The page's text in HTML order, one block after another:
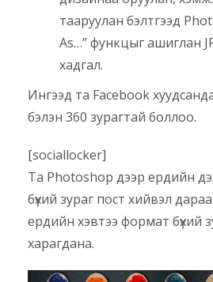
тааруулан бэлтгээд
As…” функцыг ашиглан
хадгал.
Ингээд та Facebook
бэлэн 360 зурагтай боллоо.
[sociallocker]
Та Photoshop дээр ердийн
бүхий зураг пост хийвэл
ердийн хэвтээ формат бүхий
харагдана.